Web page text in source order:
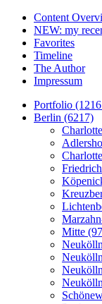
Content
NEW: my
Favorites
Timeline
The Author
Impressum
Portfolio
Berlin (6217)
Mitte